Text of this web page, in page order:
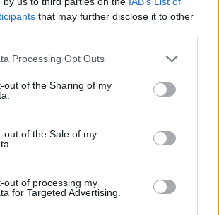
that may further disclose it to other
website/app uses one or more Google
visit or usage behaviour. You may click to
to Google and its third-party tags to
below specified purposes in below Google
Processing Opt Outs
out of the Sharing of my
out of the Sale of my
out of processing my
for Targeted Advertising.
για όλη την ειδησεογραφία και τα
ημέρας
μένει η Μαρία
- Η επόμενη μέρα για την
τη Δημοκρατία»